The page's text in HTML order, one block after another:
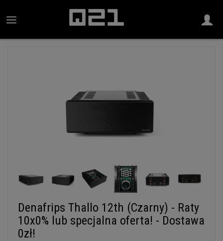
Denafrips Thallo 12th (Czarny) - Raty
10x0% lub specjalna oferta! - Dostawa
0zł!